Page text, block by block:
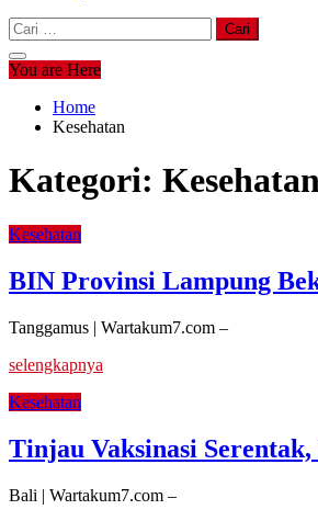
Cari
untuk:
You are Here
Home
Kesehatan
Kategori:
Kesehatan
BIN Provinsi Lampung
Tanggamus | Wartakum7.com –
selengkapnya
Kesehatan
Tinjau Vaksinasi
Bali | Wartakum7.com –